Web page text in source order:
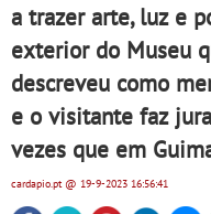
a trazer arte, luz e
exterior do Museu
descreveu como
e o visitante faz
vezes que em
cardapio.pt@ 19-9-2023 16:56:41